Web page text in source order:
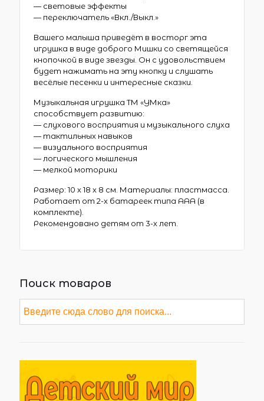
— световые эффекты
— переключатель «Вкл./Выкл.»
Вашего малыша приведёт в восторг эта
игрушка в виде доброго Мишки со светящейся
кнопочкой в виде звезды. Он с удовольствием
будет нажимать на эту кнопку и слушать
весёлые песенки и интересные сказки.
Музыкальная игрушка ТМ «УМка»
способствует развитию:
— слухового восприятия и музыкального слуха
— тактильных навыков
— визуального восприятия
— логического мышления
— мелкой моторики
Размер: 10 х 18 х 8 см. Материалы: пластмасса.
Работает от 2-х батареек типа ААА (в
комплекте).
Рекомендовано детям от 3-х лет.
Поиск товаров